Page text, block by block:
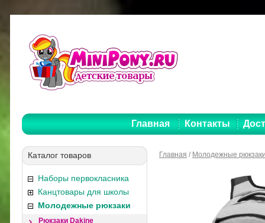
Главная Контакты
Каталог товаров
Наборы первокласника
Канцтовары для школы
Молодежные рюкзаки
Рюкзаки Dakine
Главная / Молодежные